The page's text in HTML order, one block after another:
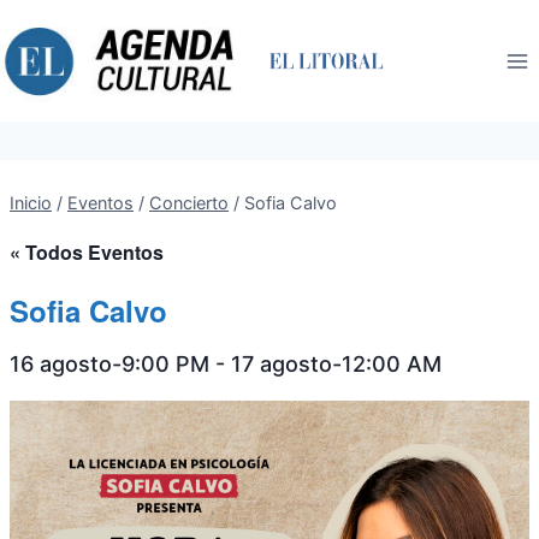
al
contenido
Inicio / Eventos / Concierto / Sofia Calvo
« Todos Eventos
Sofia Calvo
16 agosto-9:00 PM - 17 agosto-12:00 AM